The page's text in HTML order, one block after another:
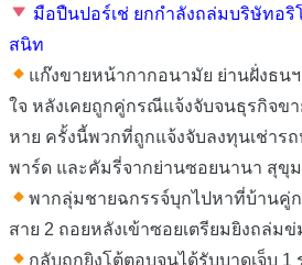
มือปืนปอร์เช่ ยกกำลังถล่มบริษัทอริ
สนิท
แก๊งขายหน้ากากอนามัย ย่านฝั่งธน
ใจ หลังเคยถูกคู่กรณีแจ้งจับจนธุรกิจข
หาย ครั้งนี้พวกที่ถูกแจ้งจับลงทุนเช่าร
พาร์ด และคัมรี่จากย่านซอยนานา สุขุ
พากลุ่มชายฉกรรจ์บุกไปหาที่บ้าน
สาย 2 ถอยหลังเข้าซอยเตรียมยิงถล่ม
กลับถูกยิงโต้ตอบจนได้รับบาดเจ็บ 1